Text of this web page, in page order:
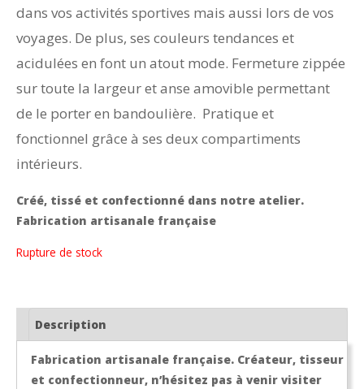
dans vos activités sportives mais aussi lors de vos
voyages. De plus, ses couleurs tendances et
acidulées en font un atout mode. Fermeture zippée
sur toute la largeur et anse amovible permettant
de le porter en bandoulière. Pratique et
fonctionnel grâce à ses deux compartiments
intérieurs.
Créé, tissé et confectionné dans notre atelier.
Fabrication artisanale française
Rupture de stock
Description
Fabrication artisanale française. Créateur, tisseur
et confectionneur, n’hésitez pas à venir visiter